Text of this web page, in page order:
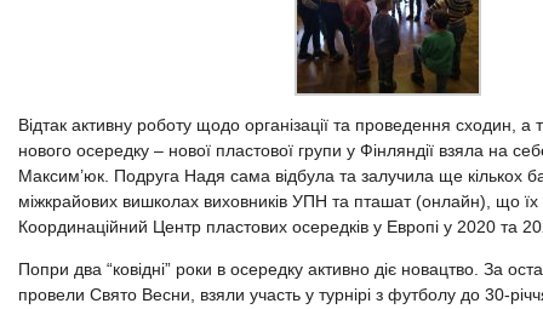
Відтак активну роботу щодо організації та проведення сходин, а
нового осередку – нової пластової групи у Фінляндії взяла на
Максим’юк. Подруга Надя сама відбула та залучила ще кількох
міжкрайових вишколах виховників УПН та пташат (онлайн), що їх
Координаційний Центр пластових осередків у Европі у 2020 та
Попри два “ковідні” роки в осередку активно діє новацтво. За
провели Свято Весни, взяли участь у турнірі з футболу до 30-